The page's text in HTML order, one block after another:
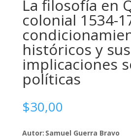
La filosofía en
colonial 1534-
históricos y sus
implicaciones
políticas
$30,00
Autor: Samuel Guerra Bravo